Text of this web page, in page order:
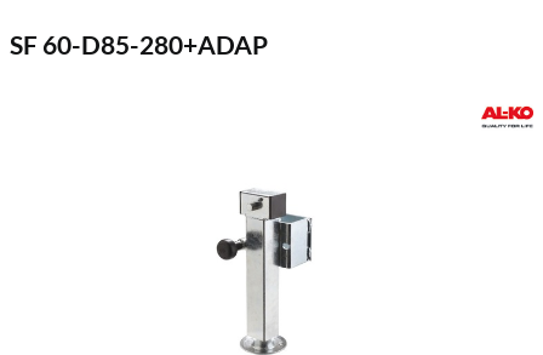
SF 60-D85-280+ADAP